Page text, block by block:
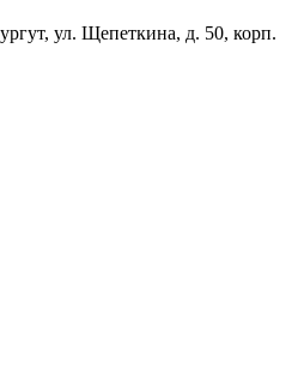
ул. Щепеткина, д. 50, корп.